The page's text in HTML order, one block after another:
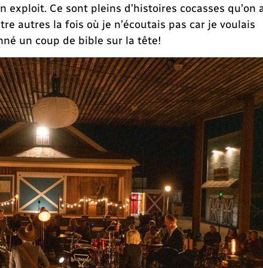
Ce sont pleins d’histoires cocasses qu’on
autres la fois où je n’écoutais pas car je voulais
un coup de bible sur la tête!